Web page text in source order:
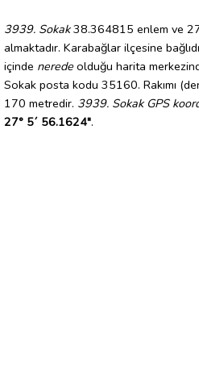
3939. Sokak38.364815 enlem ve
almaktadır. Karabağlar ilçesine
içinde nerede olduğu harita
Sokak posta kodu 35160. Rakımı
170 metredir. 3939. Sokak GPS
27° 5´ 56.1624".